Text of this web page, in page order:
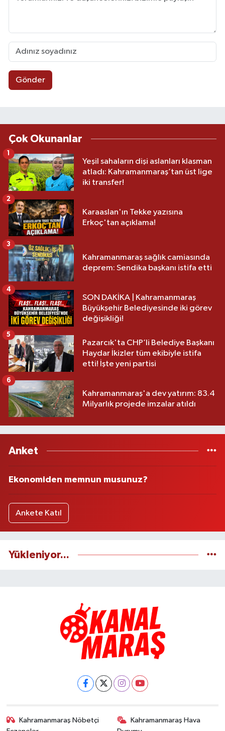
Gönder
Çok Okunanlar
Yeşil sahaların dişi aslanları klasman
atladı: Kahramanmaraş’tan üst lige
iki transfer!
Karaaslan'ın Tekke yazısına
Erkoç'tan açıklama!
2
Kahramanmaraş sağlık camiasında
deprem: Sendika başkanı istifa etti
3
SON DAKİKA | Kahramanmaraş
Büyükşehir Belediyesinde iki görev
değişikliği!
4
Pazarcık'ta CHP’li Belediye Başkanı
Haydar İkizler tüm ekibiyle istifa
etti! İşte yeni partisi
5
Kahramanmaraş'a dev yatırım: 83.4
Milyarlık projede imzalar atıldı
6
Anket
Ekonomiden memnun musunuz?
Ankete Katıl
Yükleniyor...
Kahramanmaraş Nöbetçi
Kahramanmaraş Hava